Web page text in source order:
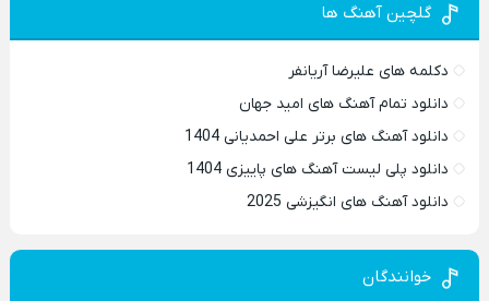
گلچین آهنگ ها
دکلمه های علیرضا آریانفر
دانلود تمام آهنگ های امید جهان
دانلود آهنگ های برتر علی احمدیانی 1404
دانلود پلی لیست آهنگ های پاییزی 1404
دانلود آهنگ های انگیزشی 2025
خوانندگان